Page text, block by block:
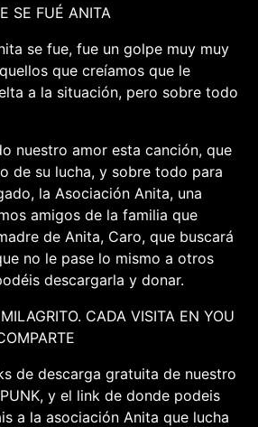
SE FUÉ ANITA
se fue, fue un golpe muy muy
que creíamos que le
a la situación, pero sobre todo
nuestro amor esta canción, que
de su lucha, y sobre todo para
la Asociación Anita, una
amigos de la familia que
de Anita, Caro, que buscará
no le pase lo mismo a otros
descargarla y donar.
CADA VISITA EN YOU
de descarga gratuita de nuestro
y el link de donde podeis
a la asociación Anita que lucha